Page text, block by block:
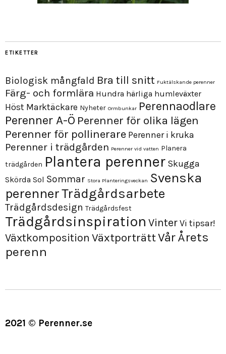
ETIKETTER
Biologisk mångfald Bra till snitt Fuktälskande perenner
Färg- och formlära Hundra härliga humleväxter
Höst Marktäckare Nyheter Ormbunkar Perennaodlare
Perenner A-Ö Perenner för olika lägen
Perenner för pollinerare Perenner i kruka
Perenner i trädgården Perenner vid vatten Planera
trädgården Plantera perenner Skugga
Skörda Sol Sommar Stora Planteringsveckan Svenska
perennerTrädgårdsarbete
Trädgårdsdesign Trädgårdsfest
Trädgårdsinspiration VinterVi tipsar!
Växtkomposition VäxtporträttVårÅrets
perenn
2021 © Perenner.se